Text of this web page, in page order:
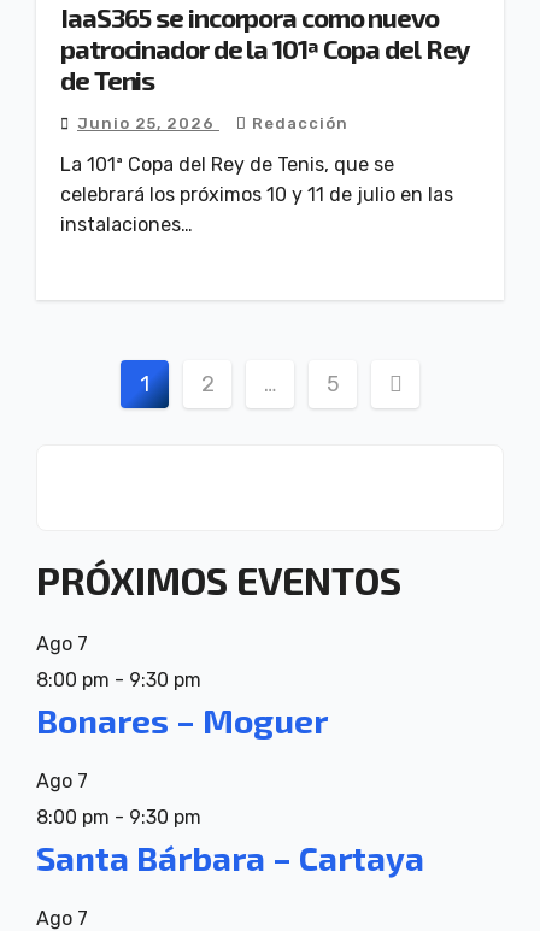
IaaS365 se incorpora como nuevo
patrocinador de la 101ª Copa del Rey
de Tenis
Junio 25, 2026 Redacción
La 101ª Copa del Rey de Tenis, que se
celebrará los próximos 10 y 11 de julio en las
instalaciones…
Paginación
1 2 … 5
PRÓXIMOS EVENTOS
Ago 7
8:00 pm - 9:30 pm
Bonares – Moguer
Ago 7
8:00 pm - 9:30 pm
Santa Bárbara – Cartaya
Ago 7